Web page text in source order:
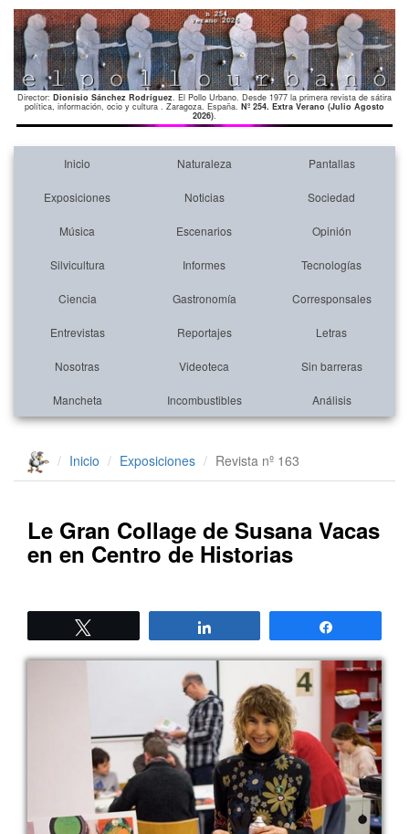
Director: Dionisio Sánchez Rodríguez. El Pollo Urbano. Desde 1977 la primera revista de sátira
política, información, ocio y cultura . Zaragoza. España. Nº 254. Extra Verano (Julio Agosto
2026).
Inicio Naturaleza Pantallas
Exposiciones Noticias Sociedad
Música Escenarios Opinión
Silvicultura Informes Tecnologías
Ciencia Gastronomía Corresponsales
Entrevistas Reportajes Letras
Nosotras Videoteca Sin barreras
Mancheta Incombustibles Análisis
Inicio Exposiciones Revista nº 163
Le Gran Collage de Susana Vacas
en en Centro de Historias